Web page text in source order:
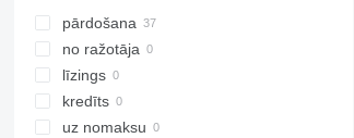
pārdošana
no ražotāja
līzings
kredīts
uz nomaksu